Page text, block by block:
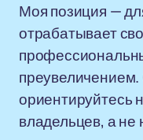
Моя позиция —
отрабатывает
преувеличением.
ориентируйтесь
владельцев, а не